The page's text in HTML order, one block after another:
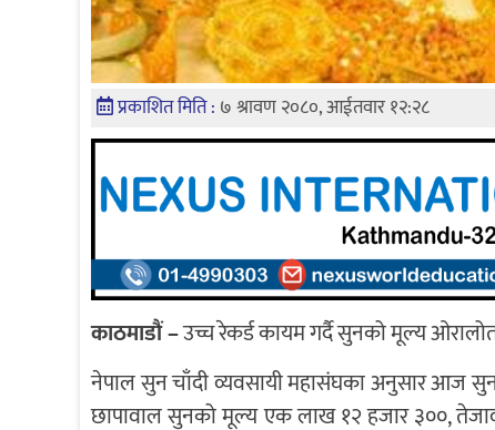
प्रकाशित मिति : ७ श्रावण २०८०, आईतवार १२:२८
काठमाडौं –उच्च रेकर्ड कायम गर्दै सुनको मूल्य
नेपाल सुन चाँदी व्यवसायी महासंघका अनुसार आज
छापावाल सुनको मूल्य एक लाख १२ हजार ३००,